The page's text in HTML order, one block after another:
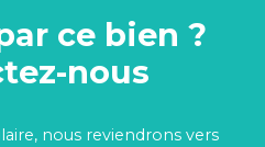
ce bien ?
nous
nous reviendrons vers